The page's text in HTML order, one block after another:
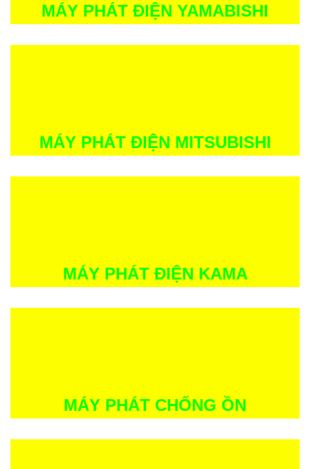
MÁY PHÁT ĐIỆN YAMABISHI
MÁY PHÁT ĐIỆN MITSUBISHI
MÁY PHÁT ĐIỆN KAMA
MÁY PHÁT CHỐNG ỒN